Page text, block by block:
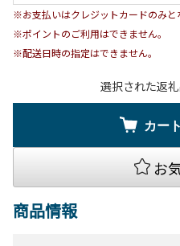
※お支払いはクレジットカードのみと
※ポイントのご利用はできません。
※配送日時の指定はできません。
選択された返
カー
お
商品情報